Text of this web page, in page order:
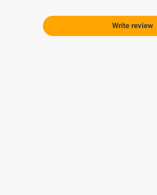
Write review